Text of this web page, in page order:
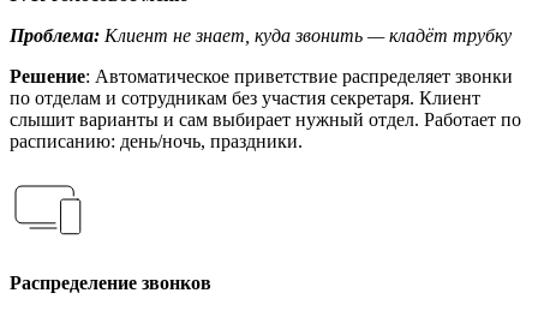
Проблема: Клиент не знает, куда звонить — кладёт трубку
Решение: Автоматическое приветствие распределяет звонки
по отделам и сотрудникам без участия секретаря. Клиент
слышит варианты и сам выбирает нужный отдел. Работает по
расписанию: день/ночь, праздники.
Распределение звонков